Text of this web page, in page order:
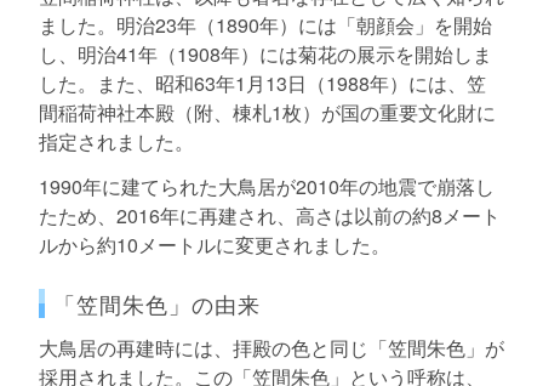
ました。明治23年（1890年）には「朝顔会」を開始
し、明治41年（1908年）には菊花の展示を開始しま
した。また、昭和63年1月13日（1988年）には、笠
間稲荷神社本殿（附、棟札1枚）が国の重要文化財に
指定されました。
1990年に建てられた大鳥居が2010年の地震で崩落し
たため、2016年に再建され、高さは以前の約8メート
ルから約10メートルに変更されました。
「笠間朱色」の由来
大鳥居の再建時には、拝殿の色と同じ「笠間朱色」が
採用されました。この「笠間朱色」という呼称は、